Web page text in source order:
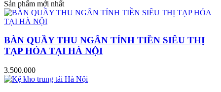
Sản phẩm mới nhất
BÀN QUẦY THU NGÂN TÍNH TIỀN SIÊU THỊ
TẠP HÓA TẠI HÀ NỘI
3.500.000